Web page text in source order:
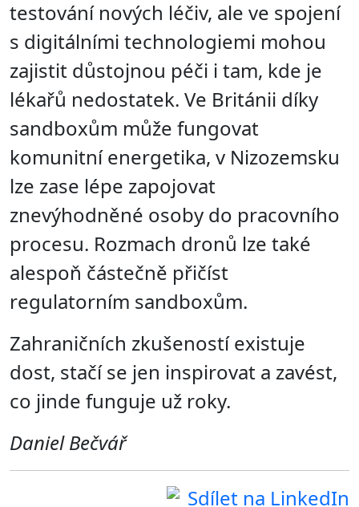
testování nových léčiv, ale ve spojení
s digitálními technologiemi mohou
zajistit důstojnou péči i tam, kde je
lékařů nedostatek. Ve Británii díky
sandboxům může fungovat
komunitní energetika, v Nizozemsku
lze zase lépe zapojovat
znevýhodněné osoby do pracovního
procesu. Rozmach dronů lze také
alespoň částečně přičíst
regulatorním sandboxům.
Zahraničních zkušeností existuje
dost, stačí se jen inspirovat a zavést,
co jinde funguje už roky.
Daniel Bečvář
Sdílet na LinkedIn